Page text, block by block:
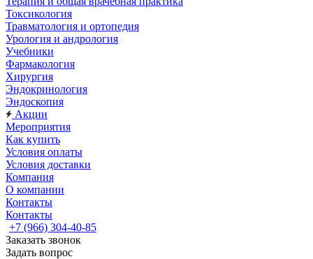
Токсикология
Травматология и ортопедия
Урология и андрология
Учебники
Фармакология
Хирургия
Эндокринология
Эндоскопия
Акции
Мероприятия
Как купить
Условия оплаты
Условия доставки
Компания
О компании
Контакты
Контакты
+7 (966) 304-40-85
Заказать звонок
Задать вопрос